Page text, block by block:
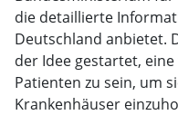
die detaillierte
Deutschland anbietet.
der Idee gestartet,
Patienten zu sein, um
Krankenhäuser